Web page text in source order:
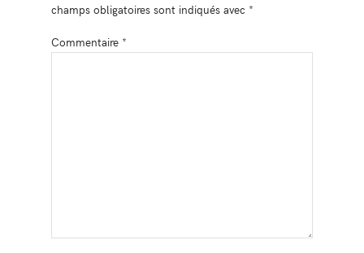
champs obligatoires sont indiqués avec *
Commentaire *